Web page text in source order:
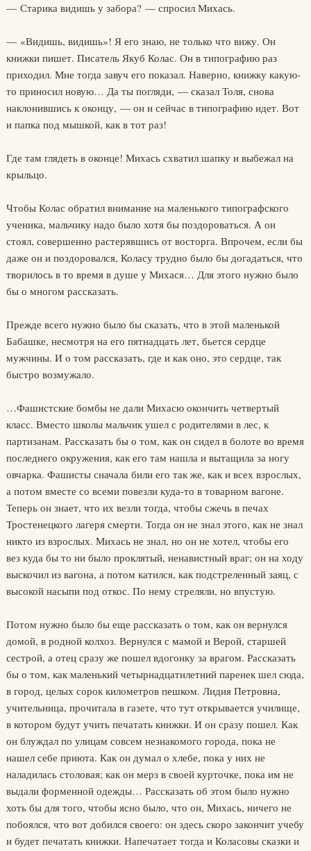
— Старика видишь у забора? — спросил Михась.
— «Видишь, видишь»! Я его знаю, не только что вижу. Он
книжки пишет. Писатель Якуб Колас. Он в типографию раз
приходил. Мне тогда завуч его показал. Наверно, книжку какую-
то приносил новую… Да ты погляди, — сказал Толя, снова
наклонившись к оконцу, — он и сейчас в типографию идет. Вот
и папка под мышкой, как в тот раз!
Где там глядеть в оконце! Михась схватил шапку и выбежал на
крыльцо.
Чтобы Колас обратил внимание на маленького типографского
ученика, мальчику надо было хотя бы поздороваться. А он
стоял, совершенно растерявшись от восторга. Впрочем, если бы
даже он и поздоровался, Коласу трудно было бы догадаться, что
творилось в то время в душе у Михася… Для этого нужно было
бы о многом рассказать.
Прежде всего нужно было бы сказать, что в этой маленькой
Бабашке, несмотря на его пятнадцать лет, бьется сердце
мужчины. И о том рассказать, где и как оно, это сердце, так
быстро возмужало.
…Фашистские бомбы не дали Михасю окончить четвертый
класс. Вместо школы мальчик ушел с родителями в лес, к
партизанам. Рассказать бы о том, как он сидел в болоте во время
последнего окружения, как его там нашла и вытащила за ногу
овчарка. Фашисты сначала били его так же, как и всех взрослых,
а потом вместе со всеми повезли куда-то в товарном вагоне.
Теперь он знает, что их везли тогда, чтобы сжечь в печах
Тростенецкого лагеря смерти. Тогда он не знал этого, как не знал
никто из взрослых. Михась не знал, но он не хотел, чтобы его
вез куда бы то ни было проклятый, ненавистный враг; он на ходу
выскочил из вагона, а потом катился, как подстреленный заяц, с
высокой насыпи под откос. По нему стреляли, но впустую.
Потом нужно было бы еще рассказать о том, как он вернулся
домой, в родной колхоз. Вернулся с мамой и Верой, старшей
сестрой, а отец сразу же пошел вдогонку за врагом. Рассказать
бы о том, как маленький четырнадцатилетний паренек шел сюда,
в город, целых сорок километров пешком. Лидия Петровна,
учительница, прочитала в газете, что тут открывается училище,
в котором будут учить печатать книжки. И он сразу пошел. Как
он блуждал по улицам совсем незнакомого города, пока не
нашел себе приюта. Как он думал о хлебе, пока у них не
наладилась столовая; как он мерз в своей курточке, пока им не
выдали форменной одежды… Рассказать об этом было нужно
хоть бы для того, чтобы ясно было, что он, Михась, ничего не
побоялся, что вот добился своего: он здесь скоро закончит учебу
и будет печатать книжки. Напечатает тогда и Коласовы сказки и